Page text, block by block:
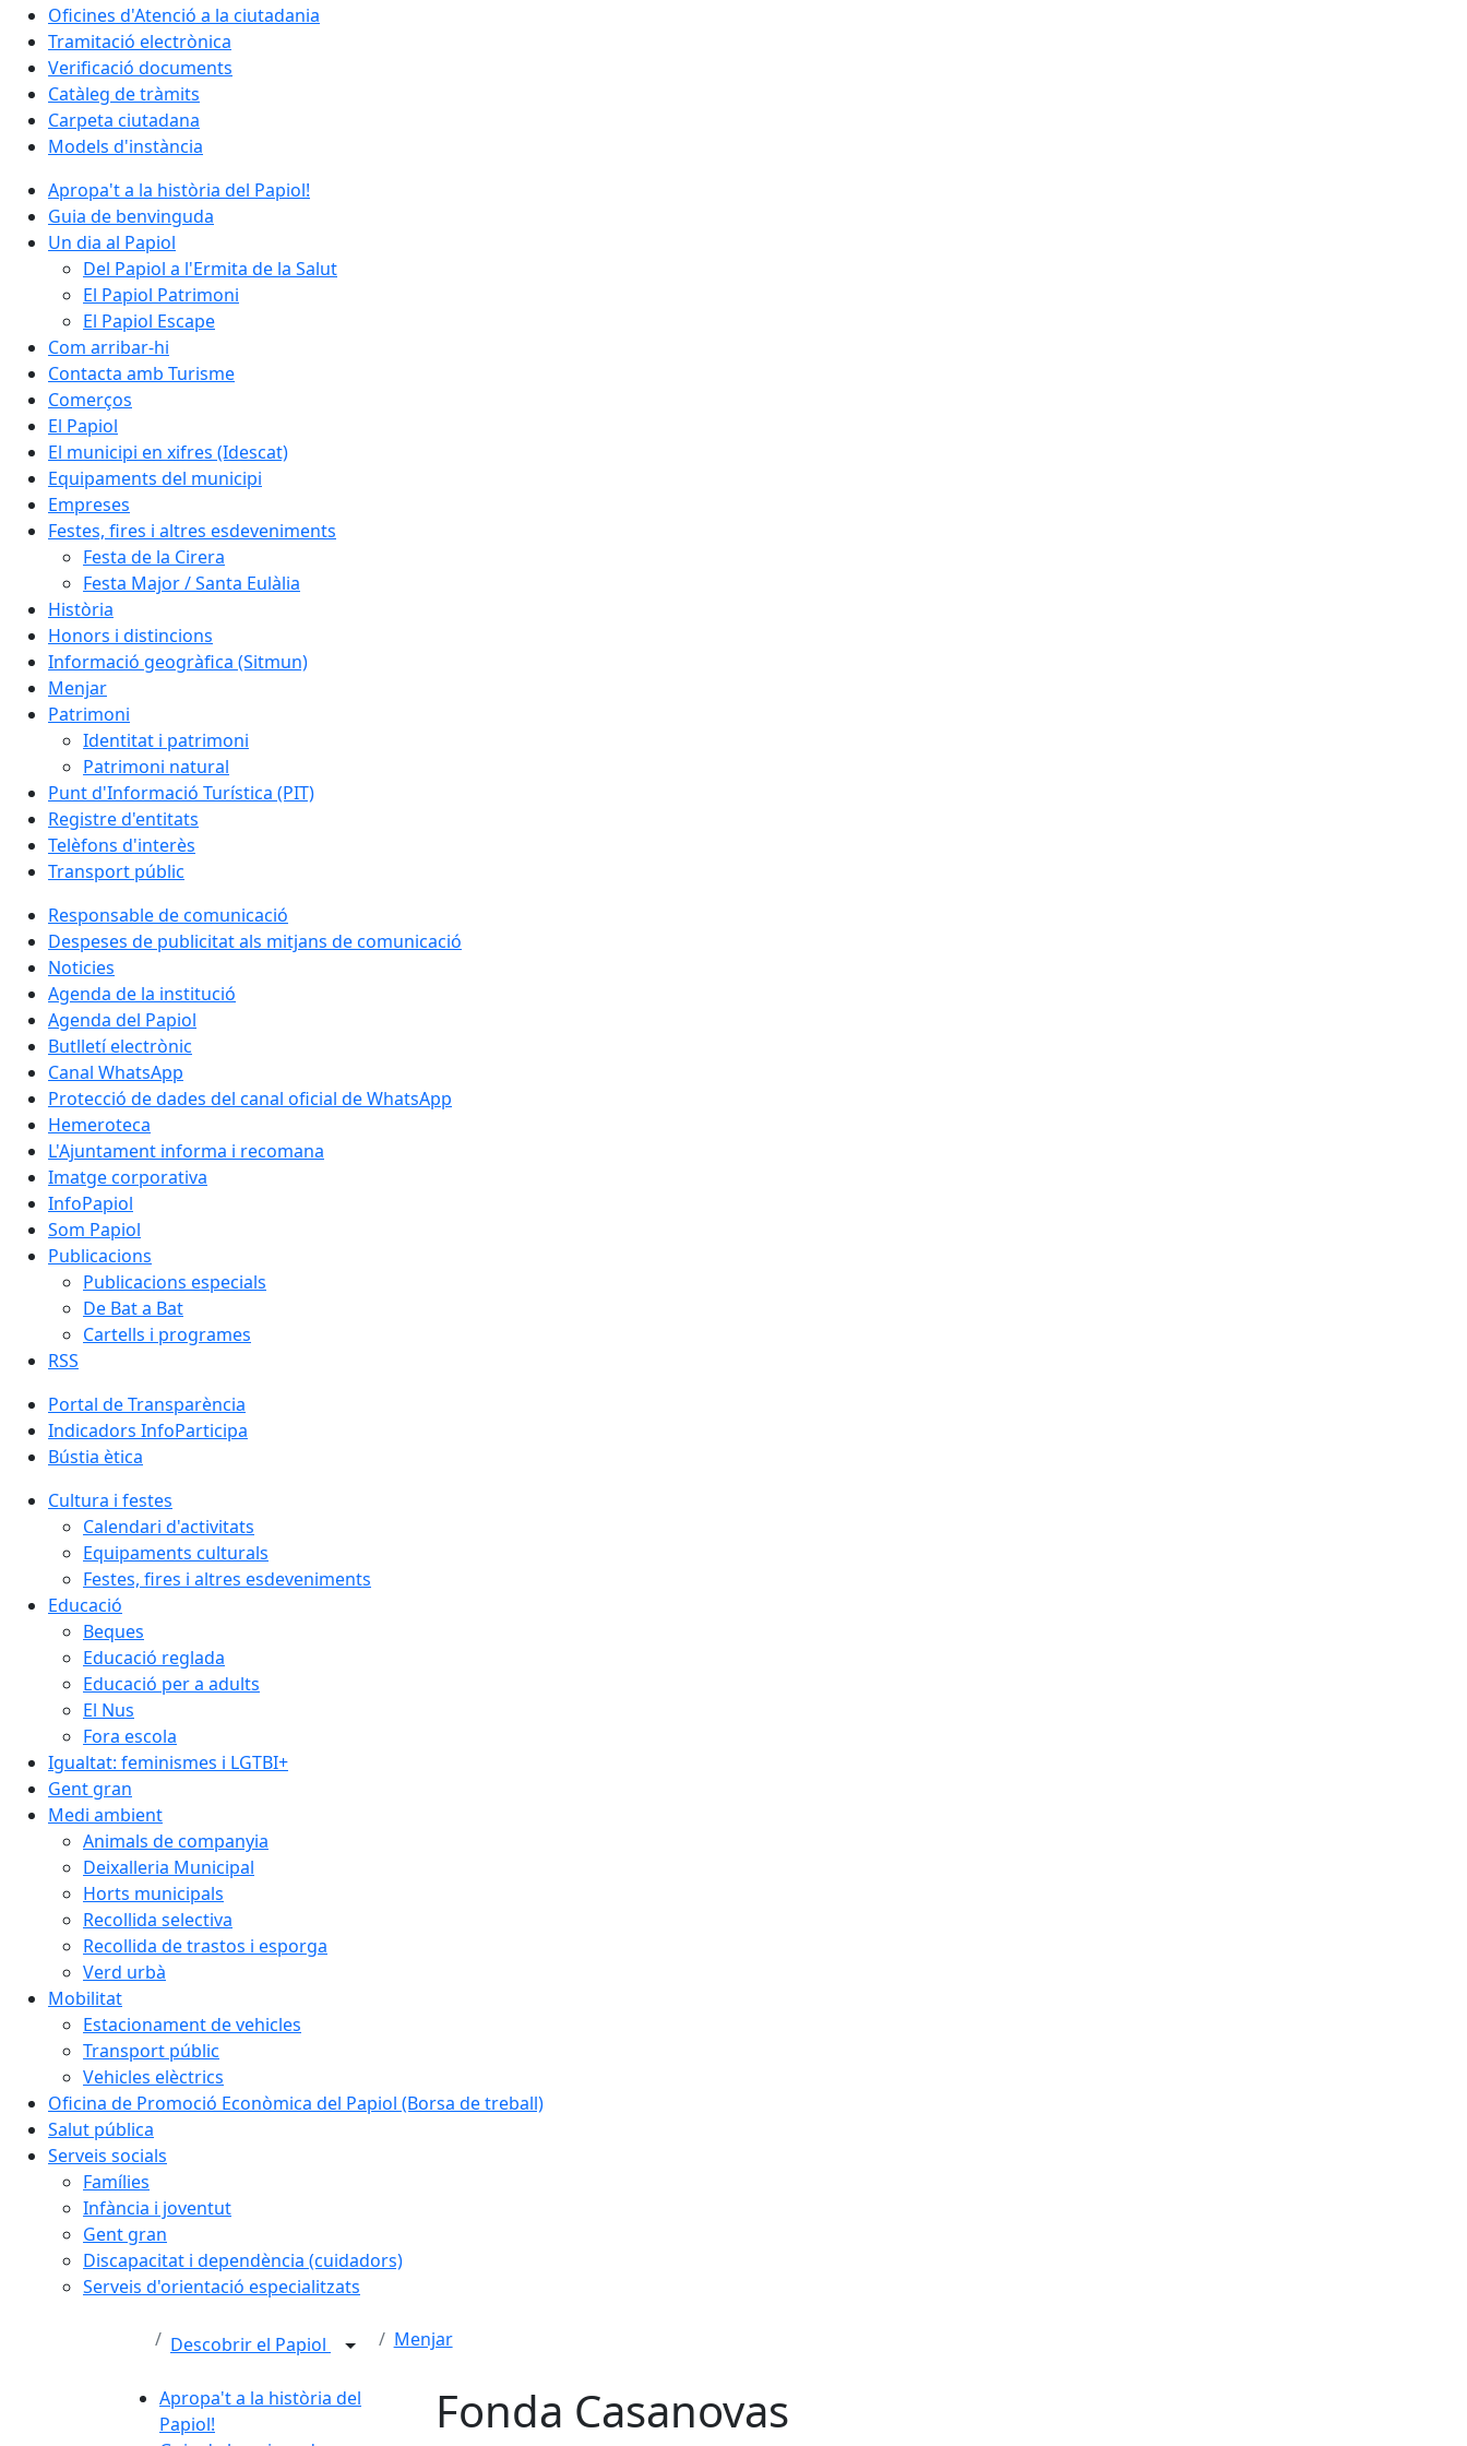
Oficines d'Atenció a la ciutadania
Tramitació electrònica
Verificació documents
Catàleg de tràmits
Carpeta ciutadana
Models d'instància
Apropa't a la història del Papiol!
Guia de benvinguda
Un dia al Papiol
Del Papiol a l'Ermita de la Salut
El Papiol Patrimoni
El Papiol Escape
Com arribar-hi
Contacta amb Turisme
Comerços
El Papiol
El municipi en xifres (Idescat)
Equipaments del municipi
Empreses
Festes, fires i altres esdeveniments
Festa de la Cirera
Festa Major / Santa Eulàlia
Història
Honors i distincions
Informació geogràfica (Sitmun)
Menjar
Patrimoni
Identitat i patrimoni
Patrimoni natural
Punt d'Informació Turística (PIT)
Registre d'entitats
Telèfons d'interès
Transport públic
Responsable de comunicació
Despeses de publicitat als mitjans de comunicació
Noticies
Agenda de la institució
Agenda del Papiol
Butlletí electrònic
Canal WhatsApp
Protecció de dades del canal oficial de WhatsApp
Hemeroteca
L'Ajuntament informa i recomana
Imatge corporativa
InfoPapiol
Som Papiol
Publicacions
Publicacions especials
De Bat a Bat
Cartells i programes
RSS
Portal de Transparència
Indicadors InfoParticipa
Bústia ètica
Cultura i festes
Calendari d'activitats
Equipaments culturals
Festes, fires i altres esdeveniments
Educació
Beques
Educació reglada
Educació per a adults
El Nus
Fora escola
Igualtat: feminismes i LGTBI+
Gent gran
Medi ambient
Animals de companyia
Deixalleria Municipal
Horts municipals
Recollida selectiva
Recollida de trastos i esporga
Verd urbà
Mobilitat
Estacionament de vehicles
Transport públic
Vehicles elèctrics
Oficina de Promoció Econòmica del Papiol (Borsa de treball)
Salut pública
Serveis socials
Famílies
Infància i joventut
Gent gran
Discapacitat i dependència (cuidadors)
Serveis d'orientació especialitzats
Descobrir el Papiol Menjar
Apropa't a la història del
Papiol!
Fonda Casanovas